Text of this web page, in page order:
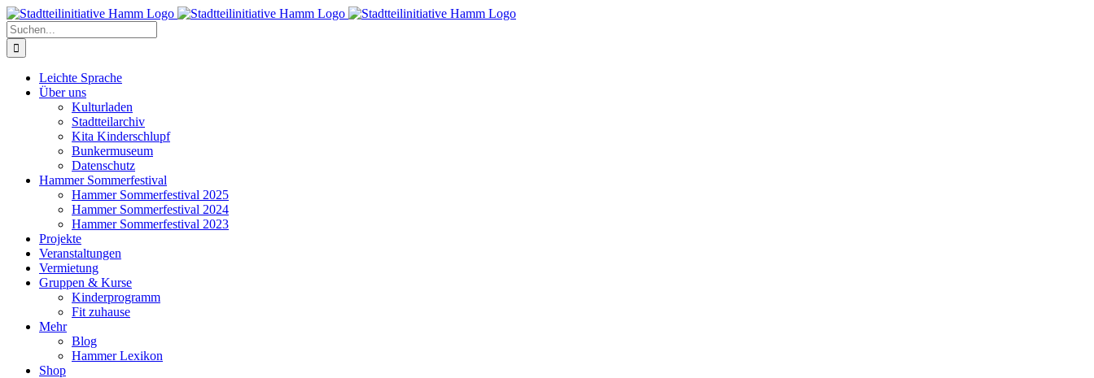
Zum
Inhalt
springen
Suche
nach:
Leichte Sprache
Über uns
Kulturladen
Stadtteilarchiv
Kita Kinderschlupf
Bunkermuseum
Datenschutz
Hammer Sommerfestival
Hammer Sommerfestival 2025
Hammer Sommerfestival 2024
Hammer Sommerfestival 2023
Projekte
Veranstaltungen
Vermietung
Gruppen & Kurse
Kinderprogramm
Fit zuhause
Mehr
Blog
Hammer Lexikon
Shop